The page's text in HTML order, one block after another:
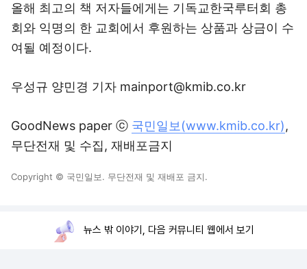
올해 최고의 책 저자들에게는 기독교한국루터회 총
회와 익명의 한 교회에서 후원하는 상품과 상금이 수
여될 예정이다.
우성규 양민경 기자 mainport@kmib.co.kr
GoodNews paper ⓒ 국민일보(www.kmib.co.kr),
무단전재 및 수집, 재배포금지
Copyright © 국민일보. 무단전재 및 재배포 금지.
뉴스 밖 이야기, 다음 커뮤니티 웹에서 보기